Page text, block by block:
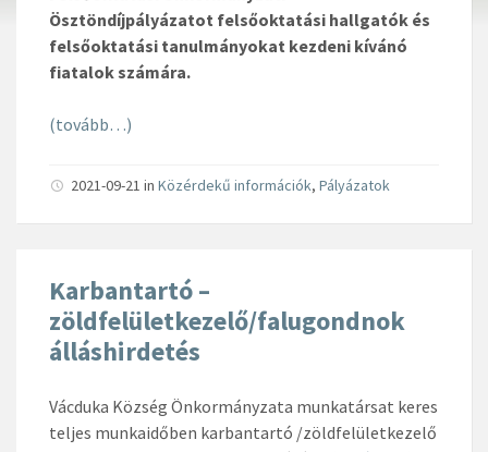
Ösztöndíjpályázatot felsőoktatási hallgatók és
felsőoktatási tanulmányokat kezdeni kívánó
fiatalok számára.
(tovább…)
2021-09-21 in Közérdekű információk, Pályázatok
Karbantartó –
zöldfelületkezelő/falugondnok
álláshirdetés
Vácduka Község Önkormányzata munkatársat keres
teljes munkaidőben karbantartó /zöldfelületkezelő